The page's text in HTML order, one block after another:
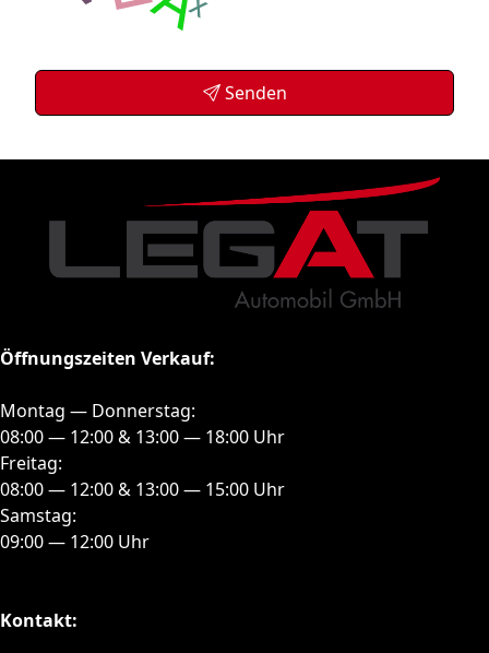
Senden
Öffnungszeiten Verkauf:
Montag — Donnerstag:
08:00 — 12:00 & 13:00 — 18:00 Uhr
Freitag:
08:00 — 12:00 & 13:00 — 15:00 Uhr
Samstag:
09:00 — 12:00 Uhr
Kontakt: